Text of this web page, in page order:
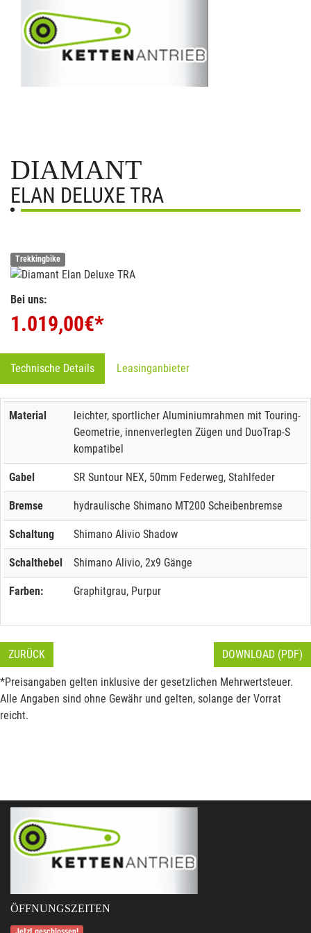
DIAMANT
ELAN DELUXE TRA
Trekkingbike
Bei uns:
1.019,00€*
Technische Details Leasinganbieter
Material
leichter, sportlicher Aluminiumrahmen mit Touring-
Geometrie, innenverlegten Zügen und DuoTrap-S
kompatibel
Gabel SR Suntour NEX, 50mm Federweg, Stahlfeder
Bremse hydraulische Shimano MT200 Scheibenbremse
Schaltung Shimano Alivio Shadow
Schalthebel Shimano Alivio, 2x9 Gänge
Farben: Graphitgrau, Purpur
ZURÜCK DOWNLOAD (PDF)
*Preisangaben gelten inklusive der gesetzlichen Mehrwertsteuer.
Alle Angaben sind ohne Gewähr und gelten, solange der Vorrat
reicht.
ÖFFNUNGSZEITEN